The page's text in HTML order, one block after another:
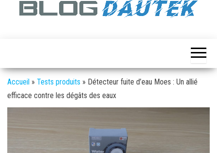
/
m
à
Accueil » Tests produits » Détecteur fuite d’eau Moes : Un allié
efficace contre les dégâts des eaux